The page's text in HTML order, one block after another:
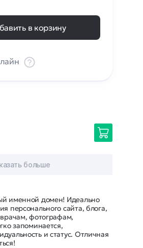
именной домен! Идеально
персонального сайта, блога,
фотографам,
запоминается,
и статус. Отличная
в корзину
больше